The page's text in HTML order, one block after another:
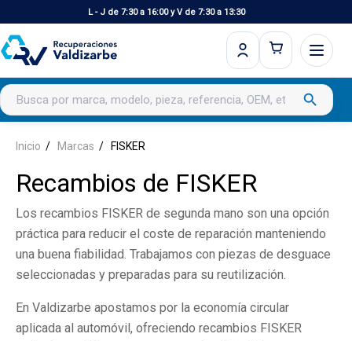
L - J de 7:30 a 16:00 y V de 7:30 a 13:30
Buscar productos search
Inicio Marcas FISKER
Recambios de FISKER
Los recambios FISKER de segunda mano son una opción
práctica para reducir el coste de reparación manteniendo
una buena fiabilidad. Trabajamos con piezas de desguace
seleccionadas y preparadas para su reutilización.
En Valdizarbe apostamos por la economía circular
aplicada al automóvil, ofreciendo recambios FISKER